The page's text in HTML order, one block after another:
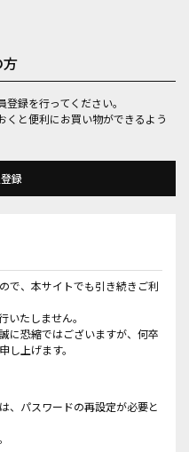
録を行ってください。
くと便利にお買い物ができるよう
で、本サイトでも引き続きご利
いたしません。
に恐縮ではございますが、何卒
し上げます。
、パスワードの再設定が必要と